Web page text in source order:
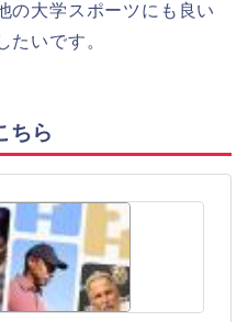
の大学スポーツにも良い
たいです。
ちら